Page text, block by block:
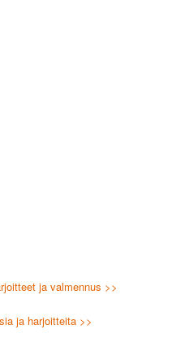
ja valmennus >>
ja harjoitteita >>